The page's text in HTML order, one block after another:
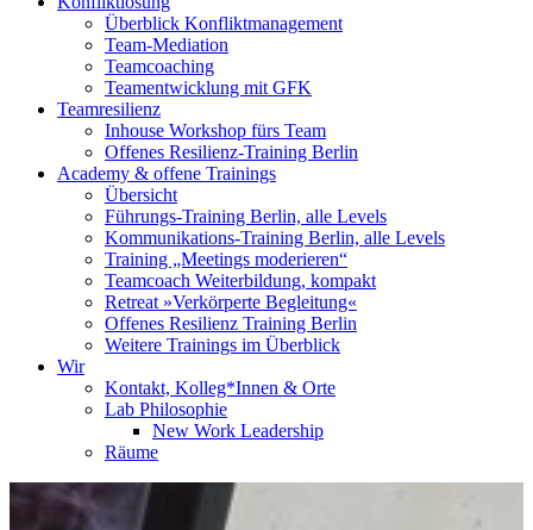
Überblick Konfliktmanagement
Team-Mediation
Teamcoaching
Teamentwicklung mit GFK
Teamresilienz
Inhouse Workshop fürs Team
Offenes Resilienz-Training Berlin
Academy & offene Trainings
Übersicht
Führungs-Training Berlin, alle Levels
Kommunikations-Training Berlin, alle Levels
Training „Meetings moderieren“
Teamcoach Weiterbildung, kompakt
Retreat »Verkörperte Begleitung«
Offenes Resilienz Training Berlin
Weitere Trainings im Überblick
Wir
Kontakt, Kolleg*Innen & Orte
Lab Philosophie
New Work Leadership
Räume